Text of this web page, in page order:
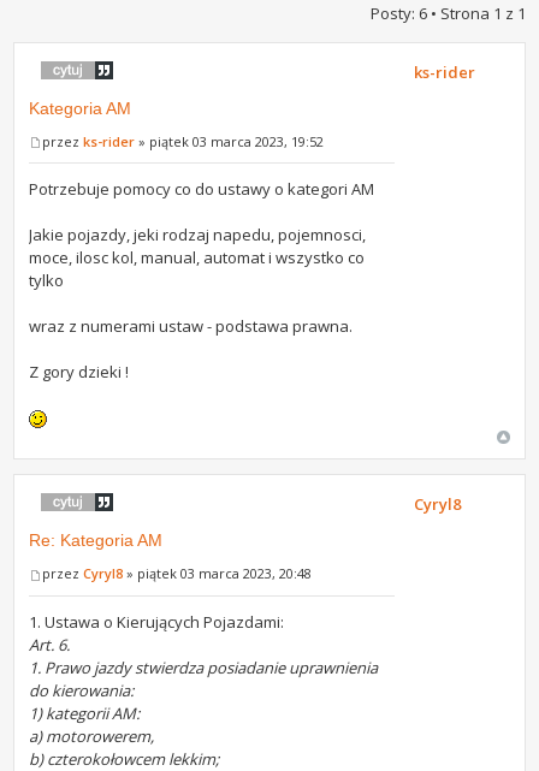
Posty: 6 • Strona 1 z 1
Kategoria AM
przezks-rider » piątek 03 marca 2023, 19:52
Potrzebuje pomocy co do ustawy o kategori AM
Jakie pojazdy, jeki rodzaj napedu, pojemnosci,
moce, ilosc kol, manual, automat i wszystko co
tylko
wraz z numerami ustaw - podstawa prawna.
Z gory dzieki !
ks-rider
Re: Kategoria AM
przezCyryl8 » piątek 03 marca 2023, 20:48
1. Ustawa o Kierujących Pojazdami:
Art. 6.
1. Prawo jazdy stwierdza posiadanie uprawnienia
do kierowania:
1) kategorii AM:
a) motorowerem,
b) czterokołowcem lekkim;
Cyryl8